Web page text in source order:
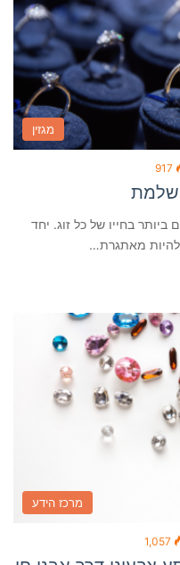
מגזין
917
בחייו של כל זוג. יחד
להיות מאתגרת…
מרכז הידע
1,057